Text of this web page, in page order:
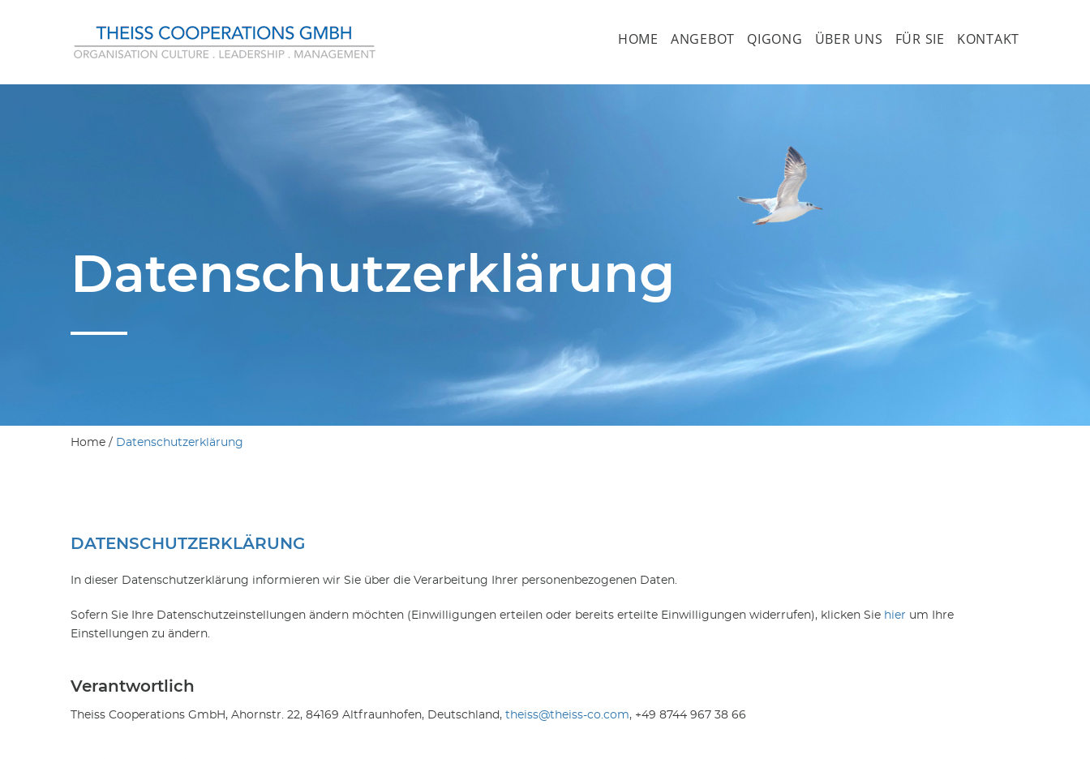
HOME ANGEBOT QIGONG ÜBER UNS FÜR SIE KONTAKT
Datenschutzerklärung
Home / Datenschutzerklärung
DATENSCHUTZERKLÄRUNG
In dieser Datenschutzerklärung informieren wir Sie über die Verarbeitung Ihrer personenbezogenen Daten.
Sofern Sie Ihre Datenschutzeinstellungen ändern möchten (Einwilligungen erteilen oder bereits erteilte Einwilligungen widerrufen), klicken Sie hier um Ihre
Einstellungen zu ändern.
Verantwortlich
Theiss Cooperations GmbH, Ahornstr. 22, 84169 Altfraunhofen, Deutschland, theiss@theiss-co.com, +49 8744 967 38 66